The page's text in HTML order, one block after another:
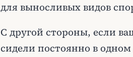
для выносливых видов
С другой стороны, если
сидели постоянно в